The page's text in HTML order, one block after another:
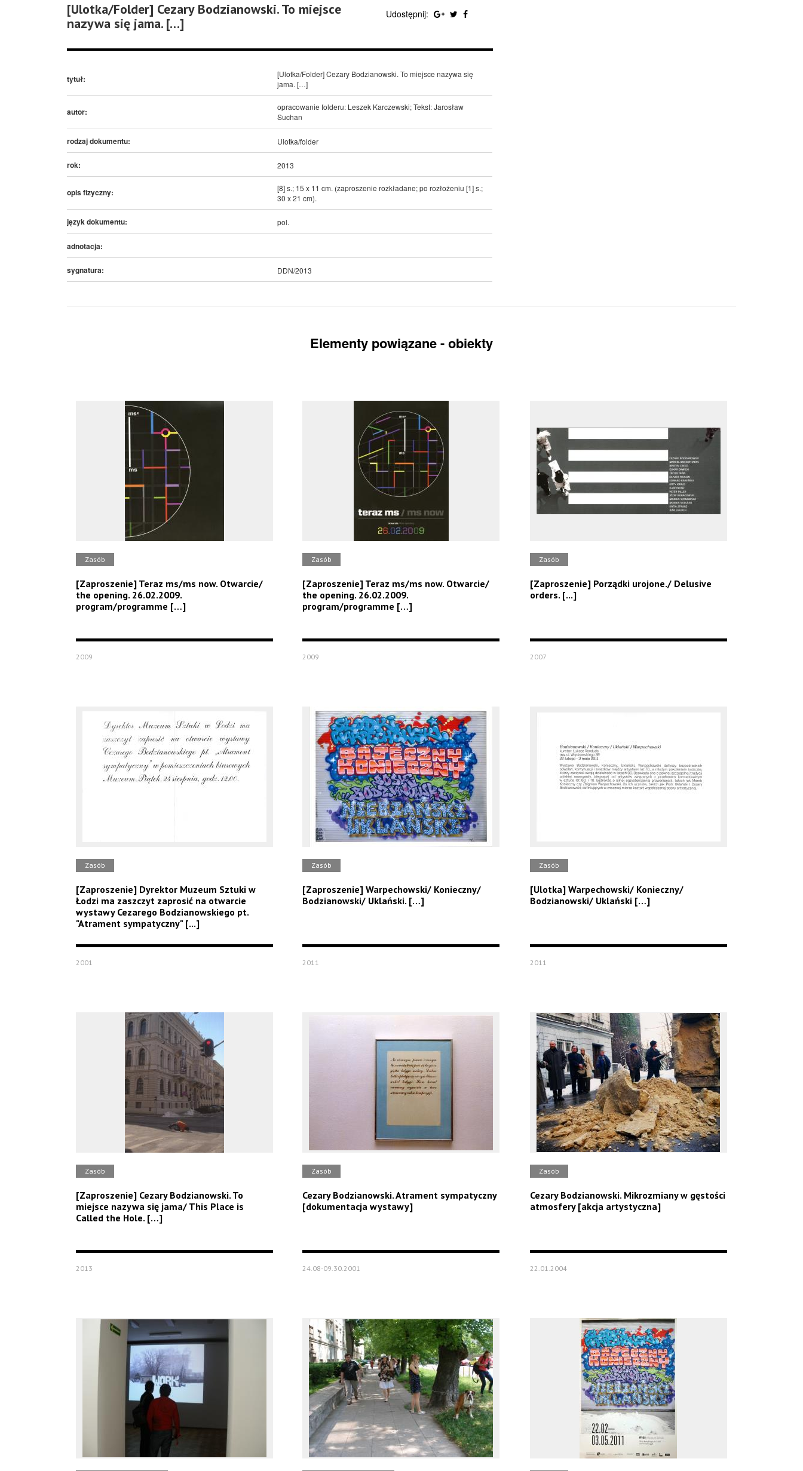
[Ulotka/Folder] Cezary Bodzianowski. To miejsce
nazywa się jama. […]
Udostępnij:
tytuł:
[Ulotka/Folder] Cezary Bodzianowski. To miejsce nazywa się
jama. […]
autor:
opracowanie folderu: Leszek Karczewski; Tekst: Jarosław
Suchan
rodzaj dokumentu: Ulotka/folder
rok: 2013
opis fizyczny:
[8] s.; 15 x 11 cm. (zaproszenie rozkładane; po rozłożeniu [1] s.;
30 x 21 cm).
język dokumentu: pol.
adnotacja:
sygnatura: DDN/2013
Elementy powiązane - obiekty
Zasób
[Zaproszenie] Teraz ms/ms now. Otwarcie/
the opening. 26.02.2009.
program/programme […]
2009
Zasób
[Zaproszenie] Teraz ms/ms now. Otwarcie/
the opening. 26.02.2009.
program/programme […]
2009
Zasób
[Zaproszenie] Porządki urojone./ Delusive
orders. [...]
2007
Zasób
[Zaproszenie] Dyrektor Muzeum Sztuki w
Łodzi ma zaszczyt zaprosić na otwarcie
wystawy Cezarego Bodzianowskiego pt.
"Atrament sympatyczny" [...]
2001
Zasób
[Zaproszenie] Warpechowski/ Konieczny/
Bodzianowski/ Uklański. […]
2011
Zasób
[Ulotka] Warpechowski/ Konieczny/
Bodzianowski/ Uklański […]
2011
Zasób
[Zaproszenie] Cezary Bodzianowski. To
miejsce nazywa się jama/ This Place is
Called the Hole. […]
2013
Zasób
Cezary Bodzianowski. Atrament sympatyczny
[dokumentacja wystawy]
24.08-09.30.2001
Zasób
Cezary Bodzianowski. Mikrozmiany w gęstości
atmosfery [akcja artystyczna]
22.01.2004